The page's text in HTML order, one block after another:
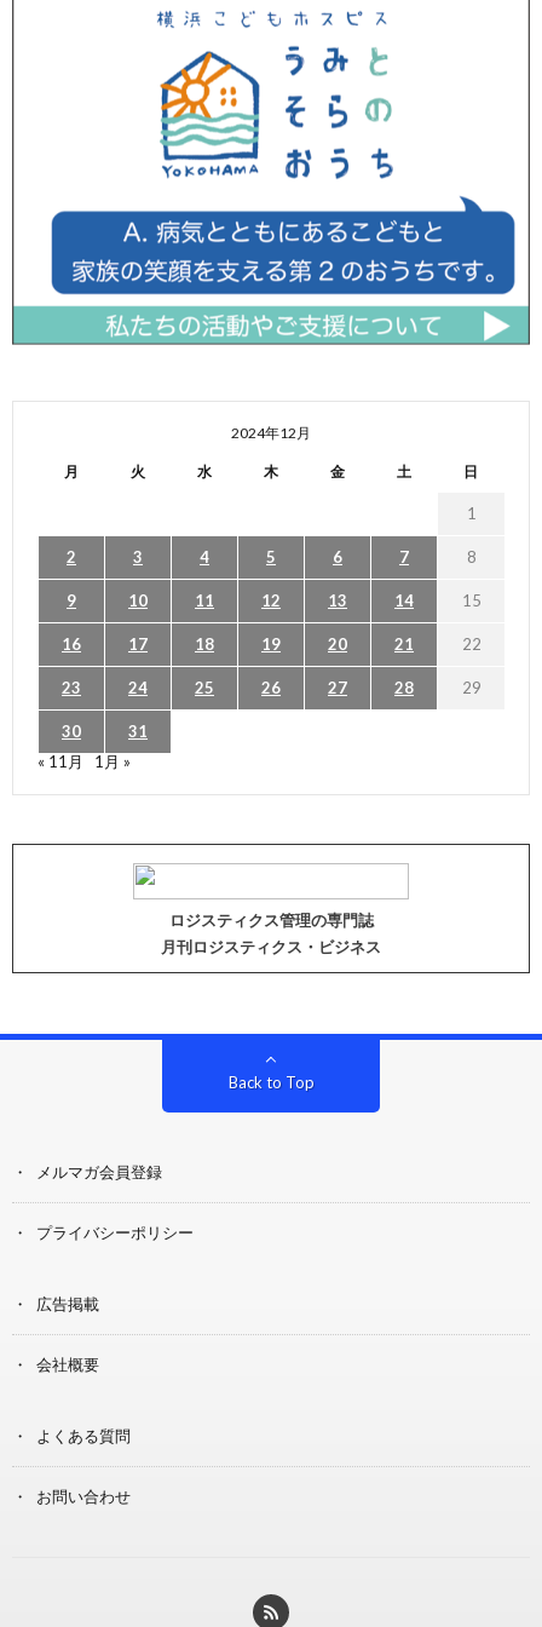
2024年12月
月 火 水 木 金 土 日
1
2 3 4 5 6 7 8
9 10 11 12 13 14 15
16 17 18 19 20 21 22
23 24 25 26 27 28 29
30
31
« 11月
1月 »
ロジスティクス管理の専門誌
月刊ロジスティクス・ビジネス
Back to Top
メルマガ会員登録
プライバシーポリシー
広告掲載
会社概要
よくある質問
お問い合わせ